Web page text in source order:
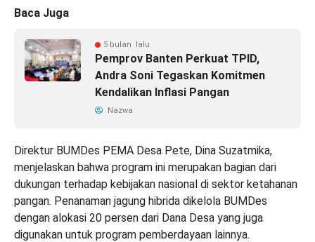
Baca Juga
5 bulan lalu
Pemprov Banten Perkuat TPID,
Andra Soni Tegaskan Komitmen
Kendalikan Inflasi Pangan
Nazwa
Direktur BUMDes PEMA Desa Pete, Dina Suzatmika,
menjelaskan bahwa program ini merupakan bagian dari
dukungan terhadap kebijakan nasional di sektor ketahanan
pangan. Penanaman jagung hibrida dikelola BUMDes
dengan alokasi 20 persen dari Dana Desa yang juga
digunakan untuk program pemberdayaan lainnya.